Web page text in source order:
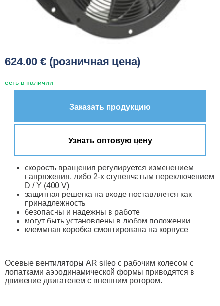
624.00 € (розничная цена)
есть в наличии
Заказать продукцию
Узнать оптовую цену
скорость вращения регулируется изменением
напряжения, либо 2-х ступенчатым переключением
D / Y (400 V)
защитная решетка на входе поставляется как
принадлежность
безопасны и надежны в работе
могут быть установлены в любом положении
клеммная коробка смонтирована на корпусе
Осевые вентиляторы AR sileo с рабочим колесом с
лопатками аэродинамической формы приводятся в
движение двигателем с внешним ротором.